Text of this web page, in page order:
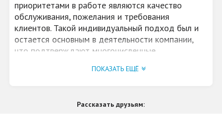
приоритетами в работе являются качество
обслуживания, пожелания и требования
клиентов. Такой индивидуальный подход был и
остается основным в деятельности компании,
что подтверждают многочисленные
перешедших в разряд постоянных.
Мы работаем с ведущими туроператорами
ПОКАЗАТЬ ЕЩЁ
Рассказать друзьям: